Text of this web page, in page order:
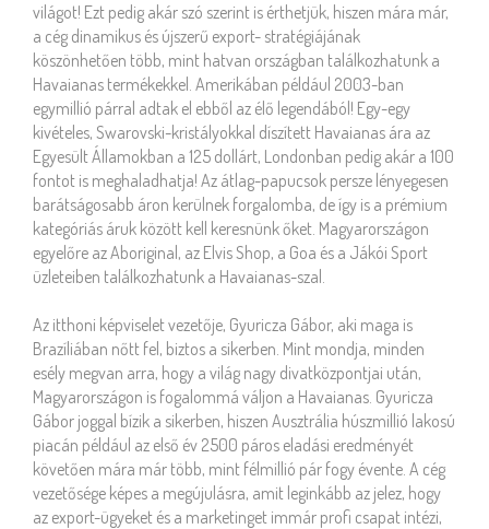
világot! Ezt pedig akár szó szerint is érthetjük, hiszen mára már,
a cég dinamikus és újszerű export- stratégiájának
köszönhetően több, mint hatvan országban találkozhatunk a
Havaianas termékekkel. Amerikában például 2003-ban
egymillió párral adtak el ebből az élő legendából! Egy-egy
kivételes, Swarovski-kristályokkal díszített Havaianas ára az
Egyesült Államokban a 125 dollárt, Londonban pedig akár a 100
fontot is meghaladhatja! Az átlag-papucsok persze lényegesen
barátságosabb áron kerülnek forgalomba, de így is a prémium
kategóriás áruk között kell keresnünk őket. Magyarországon
egyelőre az Aboriginal, az Elvis Shop, a Goa és a Jákói Sport
üzleteiben találkozhatunk a Havaianas-szal.
Az itthoni képviselet vezetője, Gyuricza Gábor, aki maga is
Brazíliában nőtt fel, biztos a sikerben. Mint mondja, minden
esély megvan arra, hogy a világ nagy divatközpontjai után,
Magyarországon is fogalommá váljon a Havaianas. Gyuricza
Gábor joggal bízik a sikerben, hiszen Ausztrália húszmillió lakosú
piacán például az első év 2500 páros eladási eredményét
követően mára már több, mint félmillió pár fogy évente. A cég
vezetősége képes a megújulásra, amit leginkább az jelez, hogy
az export-ügyeket és a marketinget immár profi csapat intézi,